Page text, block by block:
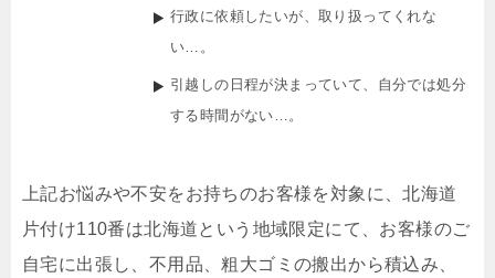
行政に依頼したいが、取り扱ってくれな
い…。
引越しの日程が決まっていて、自分では処分
する時間がない…。
上記お悩みや不安をお持ちのお客様を対象に、北海道
片付け110番は北海道という地域限定にて、お客様のご
自宅に出張し、不用品、粗大ゴミの搬出から積込み、